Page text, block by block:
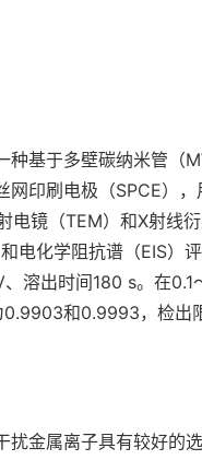
种基于多壁碳纳米管（
网印刷电极（SPCE）
电镜（TEM）和X射线
电化学阻抗谱（EIS）
溶出时间180 s。在
0.9903和0.9993，检
扰金属离子具有较好的